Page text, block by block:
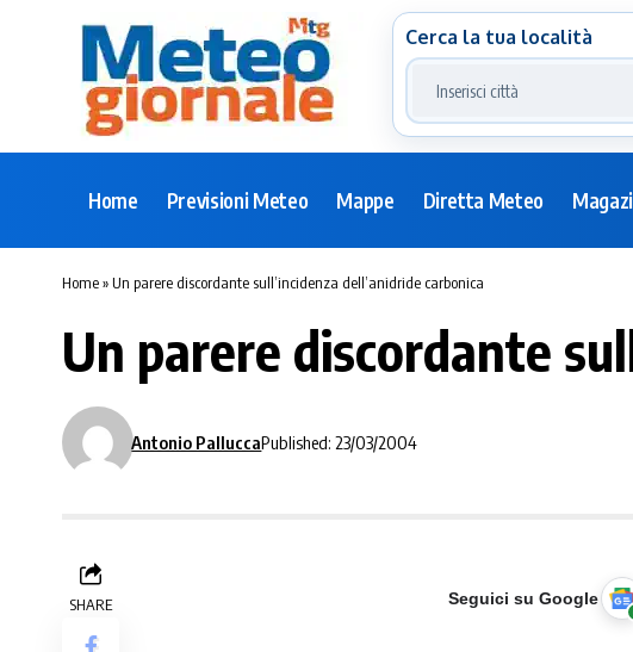
Cerca la tua località
Home Previsioni Meteo Mappe Diretta Meteo
Home»Un parere discordante sull’incidenza dell’anidride carbonica
Un parere discordante
Antonio PalluccaPublished: 23/03/2004
SHARE Seguici su Google